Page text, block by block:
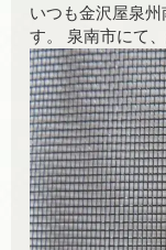
いつも金沢屋泉
す。 泉南市にて